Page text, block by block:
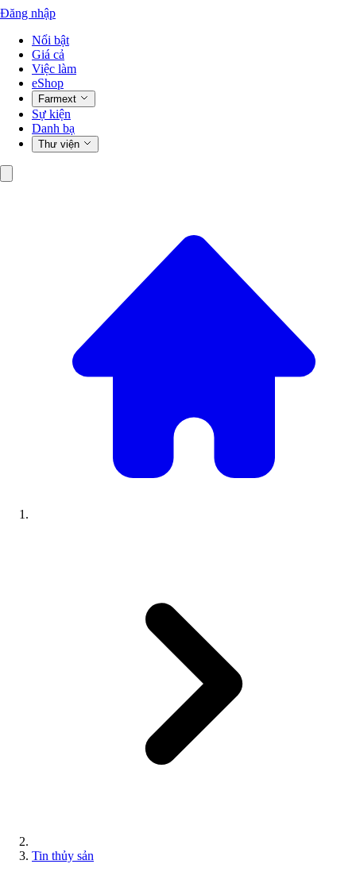
Đăng nhập
Nổi bật
Giá cả
Việc làm
eShop
Farmext
Sự kiện
Danh bạ
Thư viện
Tin thủy sản